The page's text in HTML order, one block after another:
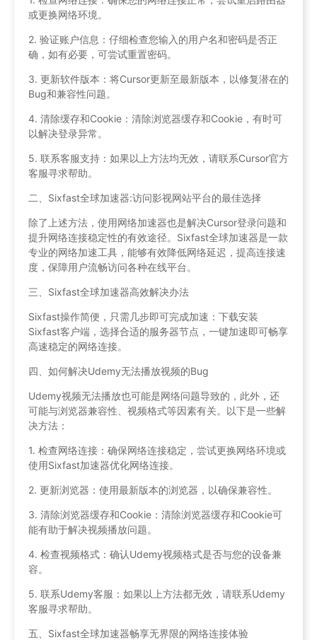
或更换网络环境。
2. 验证账户信息：仔细检查您输入的用户名和密码是否正
确，如有必要，可尝试重置密码。
3. 更新软件版本：将Cursor更新至最新版本，以修复潜在的
Bug和兼容性问题。
4. 清除缓存和Cookie：清除浏览器缓存和Cookie，有时可
以解决登录异常。
5. 联系客服支持：如果以上方法均无效，请联系Cursor官方
客服寻求帮助。
二、Sixfast全球加速器:访问影视网站平台的最佳选择
除了上述方法，使用网络加速器也是解决Cursor登录问题和
提升网络连接稳定性的有效途径。Sixfast全球加速器是一款
专业的网络加速工具，能够有效降低网络延迟，提高连接速
度，保障用户流畅访问各种在线平台。
三、Sixfast全球加速器高效解决办法
Sixfast操作简便，只需几步即可完成加速：下载安装
Sixfast客户端，选择合适的服务器节点，一键加速即可畅享
高速稳定的网络连接。
四、如何解决Udemy无法播放视频的Bug
Udemy视频无法播放也可能是网络问题导致的，此外，还
可能与浏览器兼容性、视频格式等因素有关。以下是一些解
决方法：
1. 检查网络连接：确保网络连接稳定，尝试更换网络环境或
使用Sixfast加速器优化网络连接。
2. 更新浏览器：使用最新版本的浏览器，以确保兼容性。
3. 清除浏览器缓存和Cookie：清除浏览器缓存和Cookie可
能有助于解决视频播放问题。
4. 检查视频格式：确认Udemy视频格式是否与您的设备兼
容。
5. 联系Udemy客服：如果以上方法都无效，请联系Udemy
客服寻求帮助。
五、Sixfast全球加速器畅享无界限的网络连接体验